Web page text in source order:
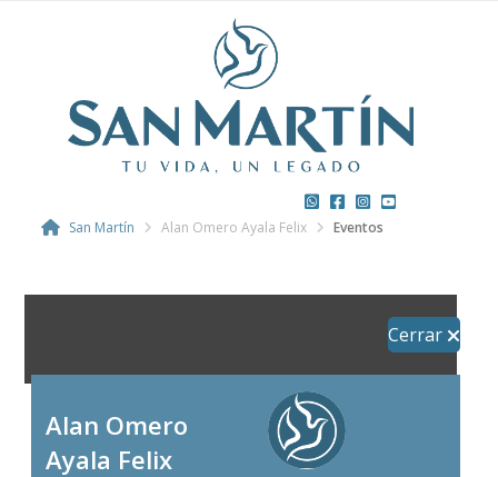
San Martín Alan Omero Ayala Felix Eventos
Cerrar
Alan Omero
Ayala Felix